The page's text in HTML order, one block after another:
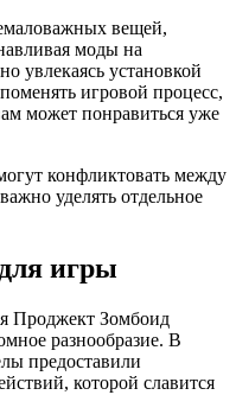
вещей,
моды на
увлекаясь установкой
игровой процесс,
может понравиться уже
конфликтовать между
уделять отдельное
игры
Проджект Зомбоид
разнообразие. В
предоставили
которой славится